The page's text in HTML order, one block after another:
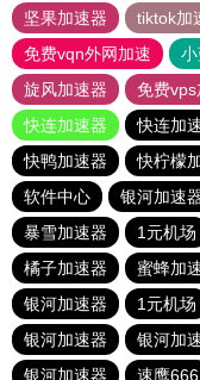
坚果加速器
tiktok加
免费vqn外网加速
旋风加速器
免费vps
快连加速器
快连加
快鸭加速器
快柠檬
软件中心
银河加速
暴雪加速器
1元机场
橘子加速器
蜜蜂加
银河加速器
1元机场
银河加速器
银河加
银河加速器
速鹰666